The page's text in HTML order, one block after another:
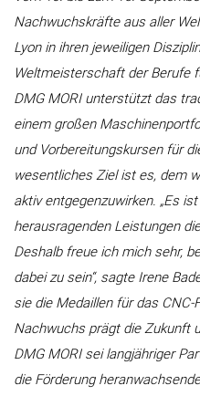
Nachwuchskräfte aus aller
Lyon in ihren jeweiligen
Weltmeisterschaft der Berufe
DMG MORI unterstützt das
einem großen
und Vorbereitungskursen für
wesentliches Ziel ist es, dem
aktiv entgegenzuwirken. „Es
herausragenden Leistungen
Deshalb freue ich mich sehr,
dabei zu sein“, sagte Irene
sie die Medaillen für das CNC-
Nachwuchs prägt die Zukunft
DMG MORI sei langjähriger
die Förderung